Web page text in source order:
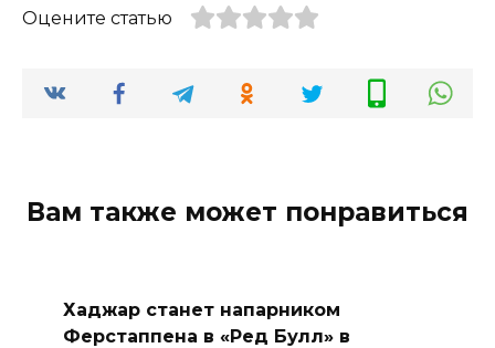
Оцените статью
Вам также может понравиться
Хаджар станет напарником
Ферстаппена в «Ред Булл» в